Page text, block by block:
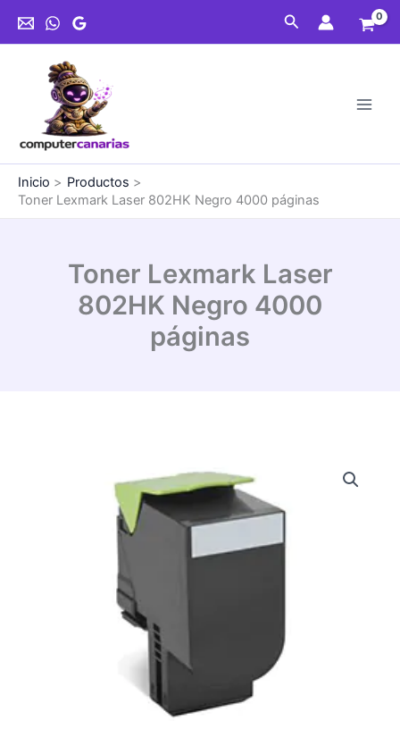
Buscar
Inicio
Productos
Toner Lexmark Laser 802HK Negro 4000 páginas
Toner Lexmark Laser
802HK Negro 4000
páginas